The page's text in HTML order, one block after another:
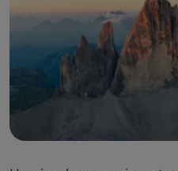
più alto del percorso, il
punto panoramico dal
fermano ad aspettare i
ammirare l’alba. Sorto il
percorso per arrivare
Naturno e da lì ci si